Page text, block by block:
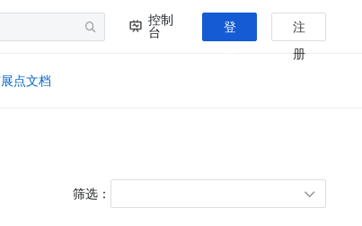
控制
台
登
注
册
点文档
筛选：